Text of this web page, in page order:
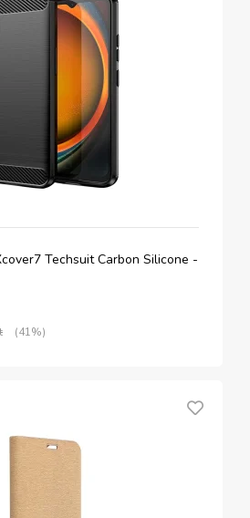
Techsuit Carbon Silicone -
(41%)